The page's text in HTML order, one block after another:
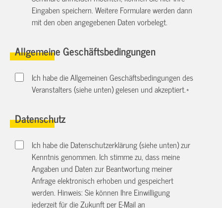
Eingaben speichern. Weitere Formulare werden dann
mit den oben angegebenen Daten vorbelegt.
Allgemeine Geschäftsbedingungen
Ich habe die Allgemeinen Geschäftsbedingungen des
Veranstalters (siehe unten) gelesen und akzeptiert.*
Datenschutz
Ich habe die Datenschutzerklärung (siehe unten) zur
Kenntnis genommen. Ich stimme zu, dass meine
Angaben und Daten zur Beantwortung meiner
Anfrage elektronisch erhoben und gespeichert
werden. Hinweis: Sie können Ihre Einwilligung
jederzeit für die Zukunft per E-Mail an